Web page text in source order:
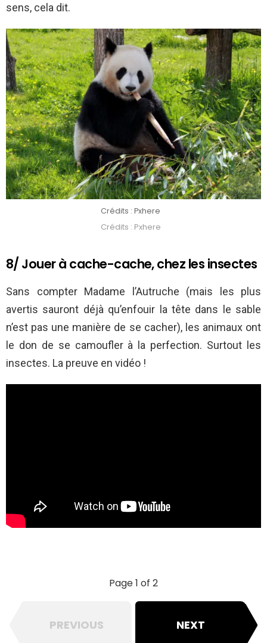
sens, cela dit.
Crédits : Pxhere
Crédits : Pxhere
8/ Jouer à cache-cache, chez les insectes
Sans compter Madame l’Autruche (mais les plus
avertis sauront déjà qu’enfouir la tête dans le sable
n’est pas une manière de se cacher), les animaux ont
le don de se camoufler à la perfection. Surtout les
insectes. La preuve en vidéo !
Page 1 of 2
PREVIOUS NEXT